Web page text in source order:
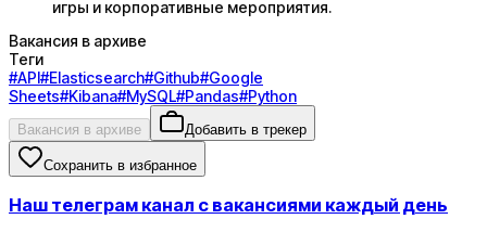
игры и корпоративные мероприятия.
Вакансия в архиве
Теги
#API#Elasticsearch#Github#Google
Sheets#Kibana#MySQL#Pandas#Python
Вакансия в архиве Добавить в трекер
Сохранить в избранное
Наш телеграм канал с вакансиями каждый день